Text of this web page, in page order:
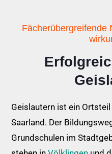
Fächerübergreifende
Geislautern ist ein
Saarland. Der
Grundschulen im